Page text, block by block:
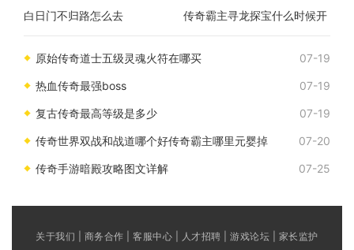
白日门不归路怎么去 传奇霸主寻龙探宝什么时候开
原始传奇道士五级灵魂火符在哪买 07-19
热血传奇最强boss 07-19
复古传奇最高等级是多少 07-19
传奇世界双战和战道哪个好传奇霸主哪里元婴掉 07-20
传奇手游暗殿攻略图文详解 07-25
关于我们 | 商务合作 | 客服中心 | 人才招聘 | 游戏论坛 | 家长监护